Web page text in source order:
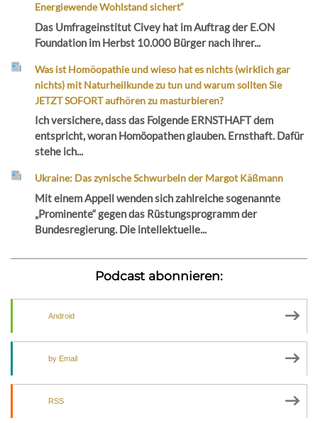
Energiewende Wohlstand sichert“
Das Umfrageinstitut Civey hat im Auftrag der E.ON
Foundation im Herbst 10.000 Bürger nach ihrer...
Was ist Homöopathie und wieso hat es nichts (wirklich gar
nichts) mit Naturheilkunde zu tun und warum sollten Sie
JETZT SOFORT aufhören zu masturbieren?
Ich versichere, dass das Folgende ERNSTHAFT dem
entspricht, woran Homöopathen glauben. Ernsthaft. Dafür
stehe ich...
Ukraine: Das zynische Schwurbeln der Margot Käßmann
Mit einem Appell wenden sich zahlreiche sogenannte
„Prominente“ gegen das Rüstungsprogramm der
Bundesregierung. Die intellektuelle...
Podcast abonnieren:
Android
by Email
RSS